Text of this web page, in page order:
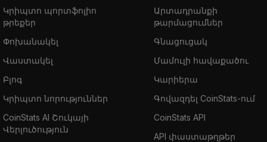
Կրիպտո պորտֆոլիո
թրեքեր
Փոխանակել
Վաստակել
Բլոգ
Կրիպտո նորություններ
CoinStats AI Շուկայի
Վերլուծություն
Արտադրանքի
թարմացումներ
Գնացուցակ
Մամուլի հավաքածու
Կարիերա
Գովազդել CoinStats-ում
CoinStats API
API փաստաթղթեր